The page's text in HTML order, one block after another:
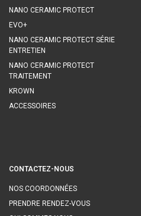
NANO CERAMIC PROTECT
EVO+
NANO CERAMIC PROTECT SÉRIE
ENTRETIEN
NANO CERAMIC PROTECT
TRAITEMENT
KROWN
ACCESSOIRES
CONTACTEZ-NOUS
NOS COORDONNÉES
PRENDRE RENDEZ-VOUS